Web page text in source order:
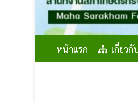
หน้าแรก เกี่ยวกั